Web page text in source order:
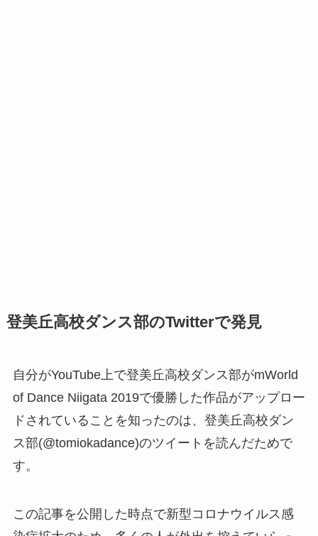
登美丘高校ダンス部のTwitterで発見
自分がYouTube上で登美丘高校ダンス部がmWorld
of Dance Niigata 2019で優勝した作品がアップロー
ドされていることを知ったのは、登美丘高校ダン
ス部(@tomiokadance)のツイートを読んだためで
す。
この記事を公開した時点で新型コロナウイルス感